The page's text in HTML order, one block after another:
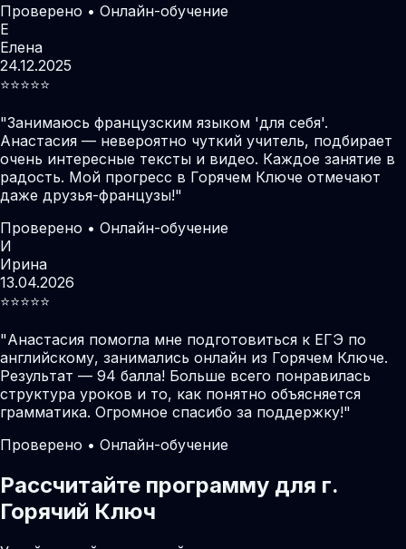
Проверено • Онлайн-обучение
Е
Елена
24.12.2025
⭐️⭐️⭐️⭐️⭐️
"Занимаюсь французским языком 'для себя'.
Анастасия — невероятно чуткий учитель, подбирает
очень интересные тексты и видео. Каждое занятие в
радость. Мой прогресс в Горячем Ключе отмечают
даже друзья-французы!"
Проверено • Онлайн-обучение
И
Ирина
13.04.2026
⭐️⭐️⭐️⭐️⭐️
"Анастасия помогла мне подготовиться к ЕГЭ по
английскому, занимались онлайн из Горячем Ключе.
Результат — 94 балла! Больше всего понравилась
структура уроков и то, как понятно объясняется
грамматика. Огромное спасибо за поддержку!"
Проверено • Онлайн-обучение
Рассчитайте программу для г.
Горячий Ключ